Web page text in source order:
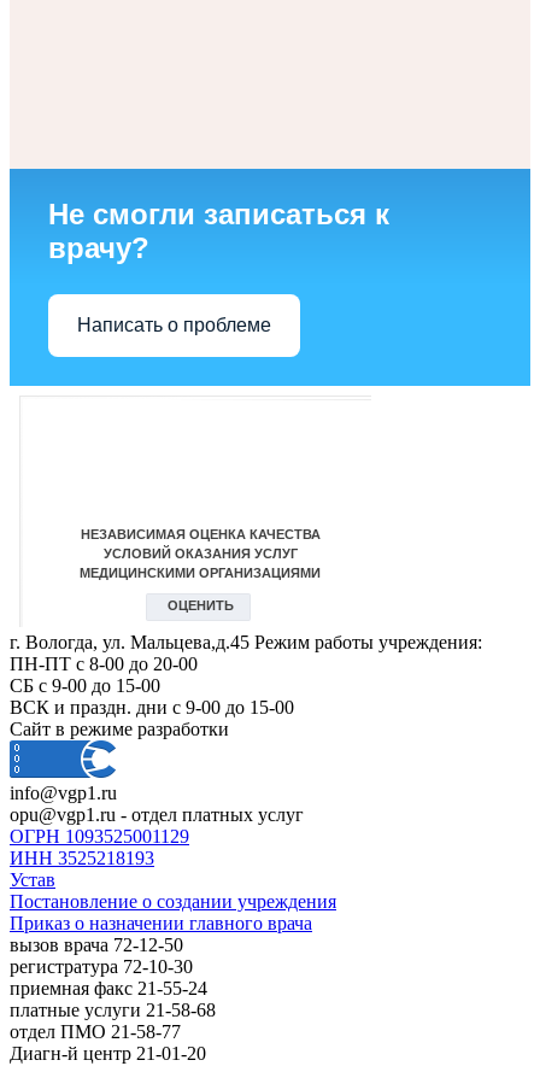
Не смогли записаться к
врачу?
Написать о проблеме
г. Вологда, ул. Мальцева,д.45 Режим работы учреждения:
ПН-ПТ с 8-00 до 20-00
СБ с 9-00 до 15-00
ВСК и праздн. дни с 9-00 до 15-00
Сайт в режиме разработки
info@vgp1.ru
opu@vgp1.ru - отдел платных услуг
ОГРН 1093525001129
ИНН 3525218193
Устав
Постановление о создании учреждения
Приказ о назначении главного врача
вызов врача 72-12-50
регистратура 72-10-30
приемная факс 21-55-24
платные услуги 21-58-68
отдел ПМО 21-58-77
Диагн-й центр 21-01-20